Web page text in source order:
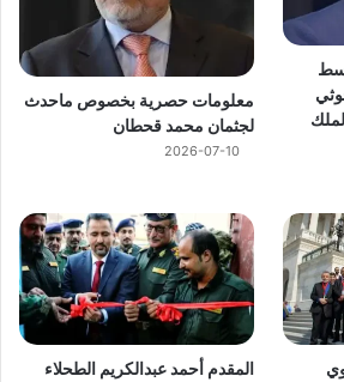
معلومات حصرية بخصوص ماحدث
لجثمان محمد قحطان
2026-07-10
المقدم أحمد عبدالكريم الطحلاء